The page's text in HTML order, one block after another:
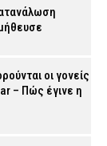
οι γονείς
– Πώς έγινε η